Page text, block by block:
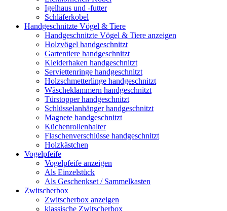
Igelhaus und -futter
Schläferkobel
Handgeschnitzte Vögel & Tiere
Handgeschnitzte Vögel & Tiere anzeigen
Holzvögel handgeschnitzt
Gartentiere handgeschnitzt
Kleiderhaken handgeschnitzt
Serviettenringe handgeschnitzt
Holzschmetterlinge handgeschnitzt
Wäscheklammern handgeschnitzt
Türstopper handgeschnitzt
Schlüsselanhänger handgeschnitzt
Magnete handgeschnitzt
Küchenrollenhalter
Flaschenverschlüsse handgeschnitzt
Holzkästchen
Vogelpfeife
Vogelpfeife anzeigen
Als Einzelstück
Als Geschenkset / Sammelkasten
Zwitscherbox
Zwitscherbox anzeigen
klassische Zwitscherbox